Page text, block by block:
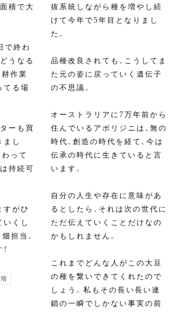
積で大
で終わ
うなる
作業
てる場
ーも買
まし
って
持続可
すがひ
いくし
担当、
抜系統しながら種を増やし続
けて今年で5年目となりまし
た。
品種改良されても、こうしてま
た元の姿に戻っていく遺伝子
の不思議。
オーストラリアに7万年前から
住んでいるアボリジニは、無の
時代、創造の時代を経て、今は
伝承の時代に生きていると言
います。
自分の人生や存在に意味があ
るとしたら、それは次の世代に
ただ伝えていくことだけなの
かもしれません。
これまでどんな人がこの大豆
の種を繋いできてくれたので
しょう。私もその長い長い連
鎖の一瞬でしかない事実の前